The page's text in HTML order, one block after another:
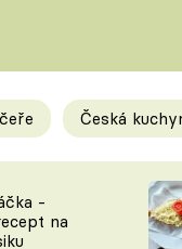
Česká
-
na